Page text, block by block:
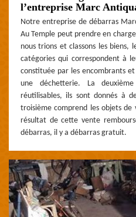
l’entreprise Marc
Notre entreprise de débarras
Au Temple peut prendre en
nous trions et classons les biens,
catégories qui correspondent à
constituée par les encombrants
une déchetterie. La
réutilisables, ils sont donnés à
troisième comprend les objets de
résultat de cette vente
débarras, il y a débarras gratuit.